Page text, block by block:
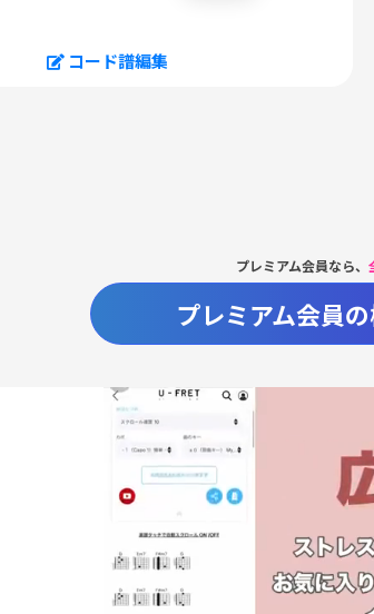
コード譜編集
プレミアム会員なら、
プレミアム会員